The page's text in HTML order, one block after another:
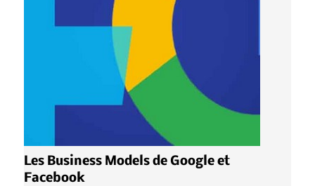
Les Business Models de Google et
Facebook